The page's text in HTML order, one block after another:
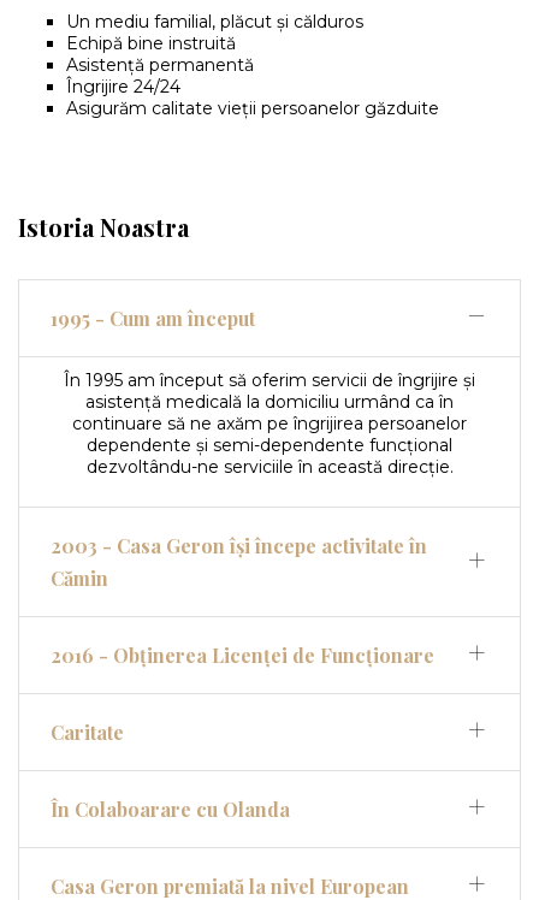
Un mediu familial, plăcut și călduros
Echipă bine instruită
Asistență permanentă
Îngrijire 24/24
Asigurăm calitate vieții persoanelor găzduite
Istoria Noastra
1995 - Cum am început
În 1995 am început să oferim servicii de îngrijire și
asistență medicală la domiciliu urmând ca în
continuare să ne axăm pe îngrijirea persoanelor
dependente și semi-dependente funcțional
dezvoltându-ne serviciile în această direcție.
2003 - Casa Geron își începe activitate în
Cămin
2016 - Obținerea Licenței de Funcționare
Caritate
În Colaboarare cu Olanda
Casa Geron premiată la nivel European